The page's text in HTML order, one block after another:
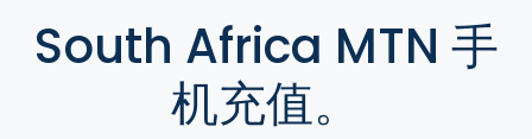
South Africa MTN 手
机充值。